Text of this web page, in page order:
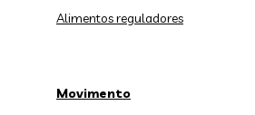
Alimentos reguladores
Movimento